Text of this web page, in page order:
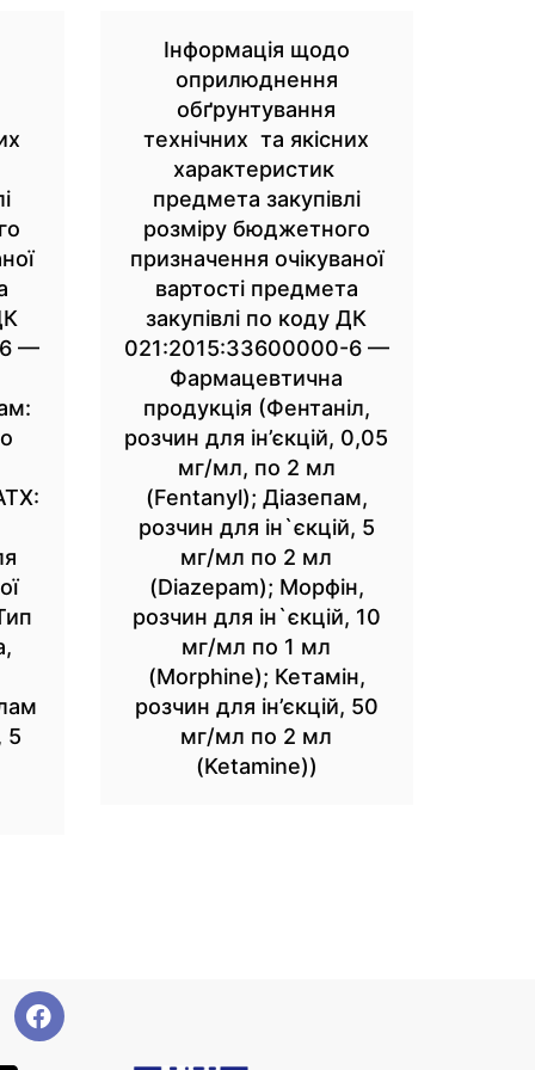
6 —
5
Інформація щодо
оприлюднення
обґрунтування
технічних та якісних
характеристик
предмета закупівлі
розміру бюджетного
призначення очікуваної
вартості предмета
закупівлі по коду ДК
021:2015:33600000-6 —
Фармацевтична
продукція (Фентаніл,
розчин для ін’єкцій, 0,05
мг/мл, по 2 мл
(Fentanyl); Діазепам,
розчин для ін`єкцій, 5
мг/мл по 2 мл
(Diazepam); Морфін,
розчин для ін`єкцій, 10
мг/мл по 1 мл
(Morphine); Кетамін,
розчин для ін’єкцій, 50
мг/мл по 2 мл
(Ketamine))